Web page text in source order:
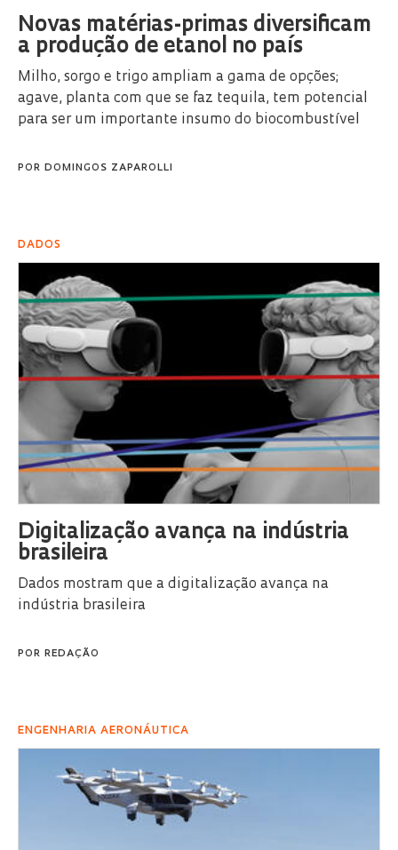
Novas matérias-primas diversificam
a produção de etanol no país
Milho, sorgo e trigo ampliam a gama de opções;
agave, planta com que se faz tequila, tem potencial
para ser um importante insumo do biocombustível
POR DOMINGOS ZAPAROLLI
DADOS
Digitalização avança na indústria
brasileira
Dados mostram que a digitalização avança na
indústria brasileira
POR REDAÇÃO
ENGENHARIA AERONÁUTICA